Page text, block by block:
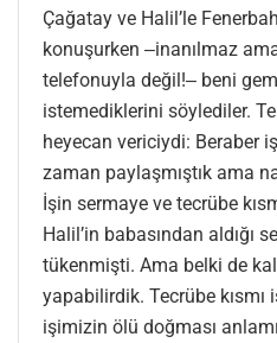
Çağatay ve Halil’le
konuşurken ‒inanılmaz
telefonuyla değil!‒ beni
istemediklerini söylediler.
heyecan vericiydi: Beraber
zaman paylaşmıştık ama
İşin sermaye ve tecrübe
Halil’in babasından aldığı
tükenmişti. Ama belki de
yapabilirdik. Tecrübe kısmı
işimizin ölü doğması